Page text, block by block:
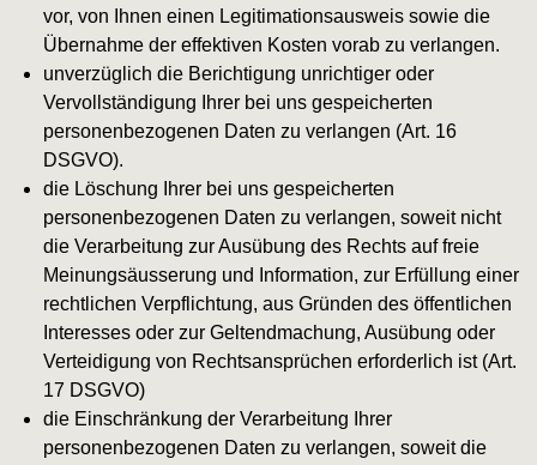
vor, von Ihnen einen Legitimationsausweis sowie die
Übernahme der effektiven Kosten vorab zu verlangen.
unverzüglich die Berichtigung unrichtiger oder
Vervollständigung Ihrer bei uns gespeicherten
personenbezogenen Daten zu verlangen (Art. 16
DSGVO).
die Löschung Ihrer bei uns gespeicherten
personenbezogenen Daten zu verlangen, soweit nicht
die Verarbeitung zur Ausübung des Rechts auf freie
Meinungsäusserung und Information, zur Erfüllung einer
rechtlichen Verpflichtung, aus Gründen des öffentlichen
Interesses oder zur Geltendmachung, Ausübung oder
Verteidigung von Rechtsansprüchen erforderlich ist (Art.
17 DSGVO)
die Einschränkung der Verarbeitung Ihrer
personenbezogenen Daten zu verlangen, soweit die